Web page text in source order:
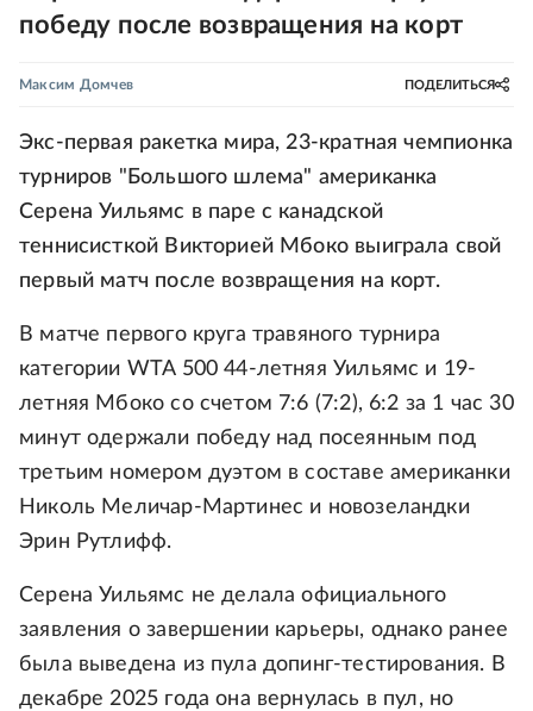
победу после возвращения на корт
Максим Домчев ПОДЕЛИТЬСЯ
Экс-первая ракетка мира, 23-кратная чемпионка
турниров "Большого шлема" американка
Серена Уильямс в паре с канадской
теннисисткой Викторией Мбоко выиграла свой
первый матч после возвращения на корт.
В матче первого круга травяного турнира
категории WTA 500 44-летняя Уильямс и 19-
летняя Мбоко со счетом 7:6 (7:2), 6:2 за 1 час 30
минут одержали победу над посеянным под
третьим номером дуэтом в составе американки
Николь Меличар-Мартинес и новозеландки
Эрин Рутлифф.
Серена Уильямс не делала официального
заявления о завершении карьеры, однако ранее
была выведена из пула допинг-тестирования. В
декабре 2025 года она вернулась в пул, но